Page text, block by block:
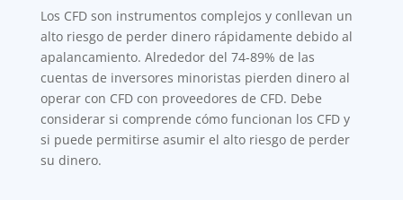
Los CFD son instrumentos complejos y conllevan un
alto riesgo de perder dinero rápidamente debido al
apalancamiento. Alrededor del 74-89% de las
cuentas de inversores minoristas pierden dinero al
operar con CFD con proveedores de CFD. Debe
considerar si comprende cómo funcionan los CFD y
si puede permitirse asumir el alto riesgo de perder
su dinero.